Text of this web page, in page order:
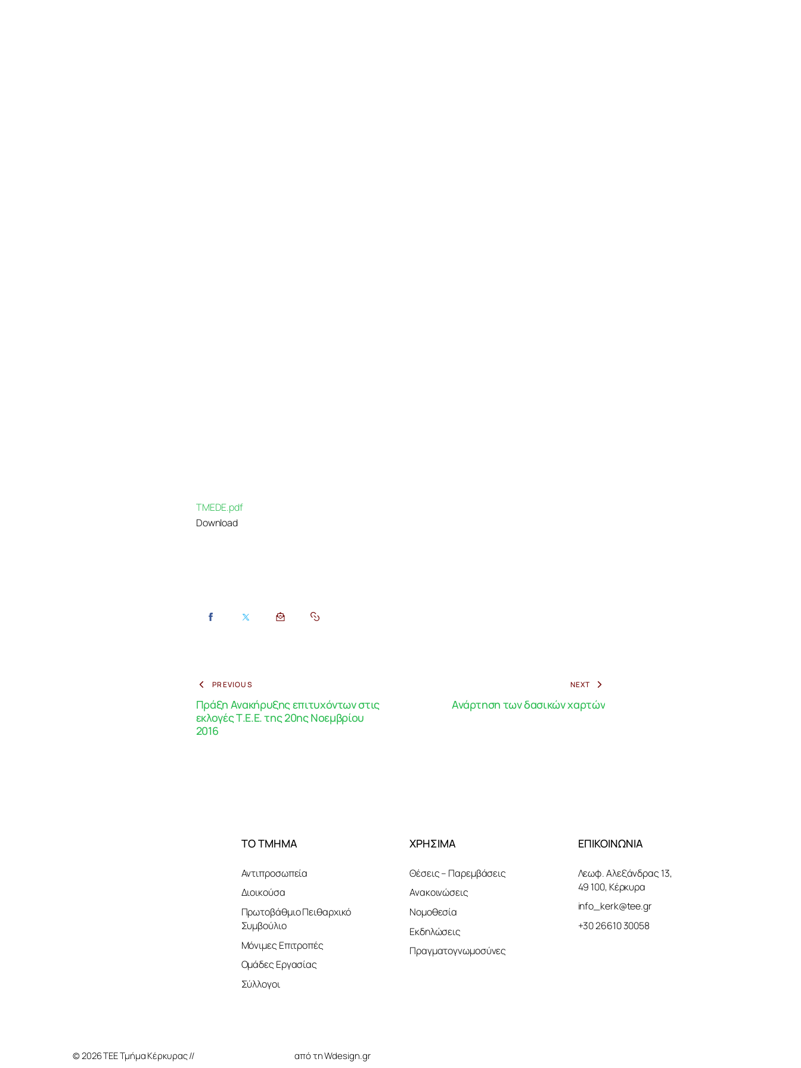
TMEDE.pdf
Download
PREVIOUS
Πράξη Ανακήρυξης επιτυχόντων στις
εκλογές Τ.Ε.Ε. της 20ης Νοεμβρίου
2016
NEXT
Ανάρτηση των δασικών χαρτών
ΤΟ ΤΜΗΜΑ
Αντιπροσωπεία
Διοικούσα
Πρωτοβάθμιο Πειθαρχικό
Συμβούλιο
Μόνιμες Επιτροπές
Ομάδες Εργασίας
Σύλλογοι
ΧΡΗΣΙΜΑ
Θέσεις – Παρεμβάσεις
Ανακοινώσεις
Νομοθεσία
Εκδηλώσεις
Πραγματογνωμοσύνες
ΕΠΙΚΟΙΝΩΝΙΑ
Λεωφ. Αλεξάνδρας 13,
49 100, Κέρκυρα
info_kerk@tee.gr
+30 26610 30058
© 2026 ΤΕΕ Τμήμα Κέρκυρας // Κατασκευή Ιστοσελίδαςαπό τη Wdesign.gr